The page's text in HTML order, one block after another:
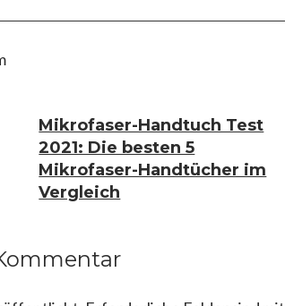
Mikrofaser-Handtuch Test
2021: Die besten 5
Mikrofaser-Handtücher im
Vergleich